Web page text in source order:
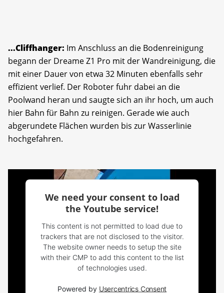
...Cliffhanger: Im Anschluss an die Bodenreinigung
begann der Dreame Z1 Pro mit der Wandreinigung, die
mit einer Dauer von etwa 32 Minuten ebenfalls sehr
effizient verlief. Der Roboter fuhr dabei an die
Poolwand heran und saugte sich an ihr hoch, um auch
hier Bahn für Bahn zu reinigen. Gerade wie auch
abgerundete Flächen wurden bis zur Wasserlinie
hochgefahren.
We need your consent to load
the Youtube service!
This content is not permitted to load due to
trackers that are not disclosed to the visitor.
The website owner needs to setup the site
with their CMP to add this content to the list
of technologies used.
Powered by Usercentrics Consent